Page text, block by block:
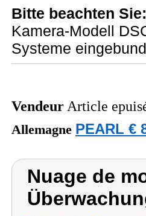
Bitte beachten Sie:
Kamera-Modell
Systeme
Vendeur Article
Allemagne PEARL €
Nuage de